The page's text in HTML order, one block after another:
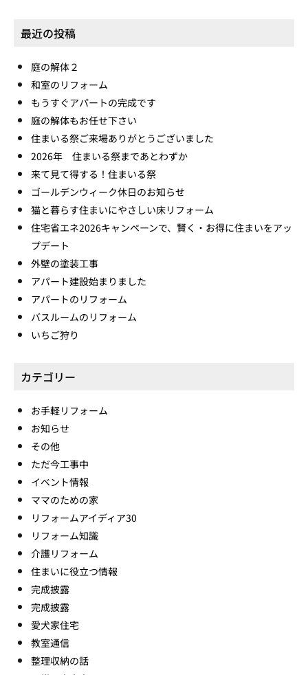
最近の投稿
庭の解体２
和室のリフォーム
もうすぐアパートの完成です
庭の解体もお任せ下さい
住まいる祭ご来場ありがとうございました
2026年 住まいる祭まであとわずか
来て見て得する！住まいる祭
ゴールデンウィーク休日のお知らせ
猫と暮らす住まいにやさしい床リフォーム
住宅省エネ2026キャンペーンで、賢く・お得に住まいをアッ
プデート
外壁の塗装工事
アパート建設始まりました
アパートのリフォーム
バスルームのリフォーム
いちご狩り
カテゴリー
お手軽リフォーム
お知らせ
その他
ただ今工事中
イベント情報
ママのための家
リフォームアイディア30
リフォーム知識
介護リフォーム
住まいに役立つ情報
完成披露
完成披露
愛犬家住宅
教室通信
整理収納の話